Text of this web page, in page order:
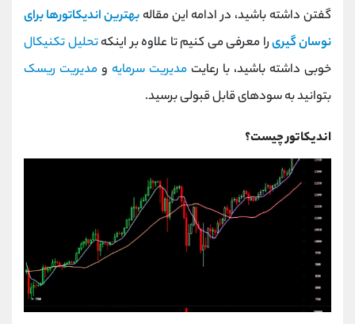
گفتن داشته باشید، در ادامه این مقالهبهترین اندیکاتورها برای
نوسان گیریرا معرفی می کنیم تا علاوه بر اینکهتحلیل تکنیکال
خوبی داشته باشید، با رعایت مدیریت سرمایه و مدیریت ریسک
بتوانید به سودهای قابل قبولی برسید.
اندیکاتور چیست؟